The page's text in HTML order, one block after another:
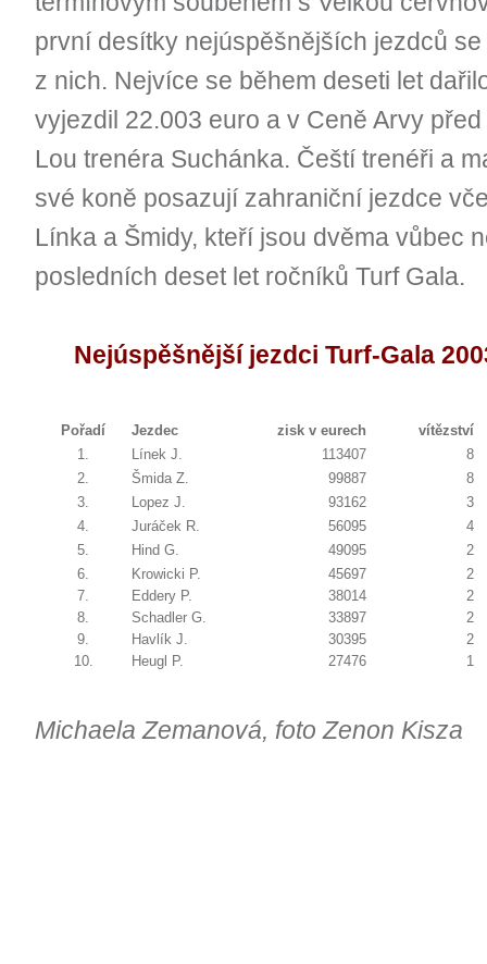
první desítky nejúspěšnějších jezdců
z nich. Nejvíce se během deseti let
vyjezdil 22.003 euro a v Ceně Arvy
Lou trenéra Suchánka. Čeští trenéři a
své koně posazují zahraniční jezdce
Línka a Šmidy, kteří jsou dvěma vůbec
posledních deset let ročníků Turf Gala.
Nejúspěšnější jezdci Turf-Gala
Pořadí Jezdec zisk v eurech
vítězství
1.
Línek J. 113407
8
2.
Šmida Z. 99887
8
3.
Lopez J. 93162
3
4.
Juráček R. 56095
4
5.
Hind G. 49095
2
6.
Krowicki P. 45697
2
7.
Eddery P. 38014
2
8.
Schadler G. 33897
2
9.
Havlík J. 30395
2
10.
Heugl P. 27476 1
Michaela Zemanová, foto Zenon Kisza